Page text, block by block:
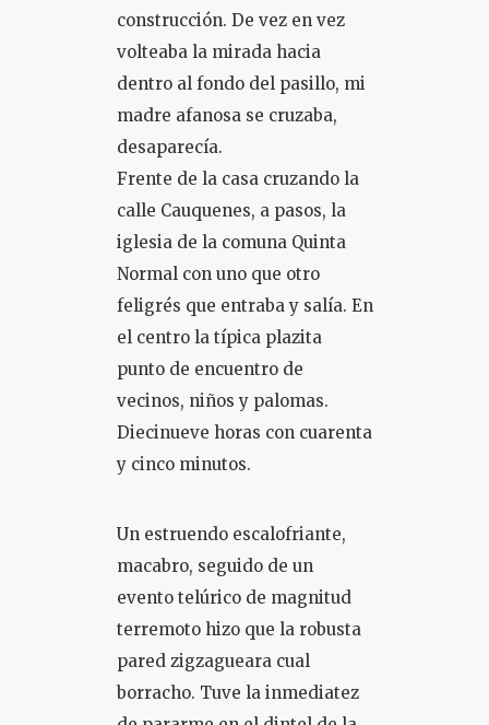
construcción. De vez en vez
volteaba la mirada hacia
dentro al fondo del pasillo, mi
madre afanosa se cruzaba,
desaparecía.
Frente de la casa cruzando la
calle Cauquenes, a pasos, la
iglesia de la comuna Quinta
Normal con uno que otro
feligrés que entraba y salía. En
el centro la típica plazita
punto de encuentro de
vecinos, niños y palomas.
Diecinueve horas con cuarenta
y cinco minutos.
Un estruendo escalofriante,
macabro, seguido de un
evento telúrico de magnitud
terremoto hizo que la robusta
pared zigzagueara cual
borracho. Tuve la inmediatez